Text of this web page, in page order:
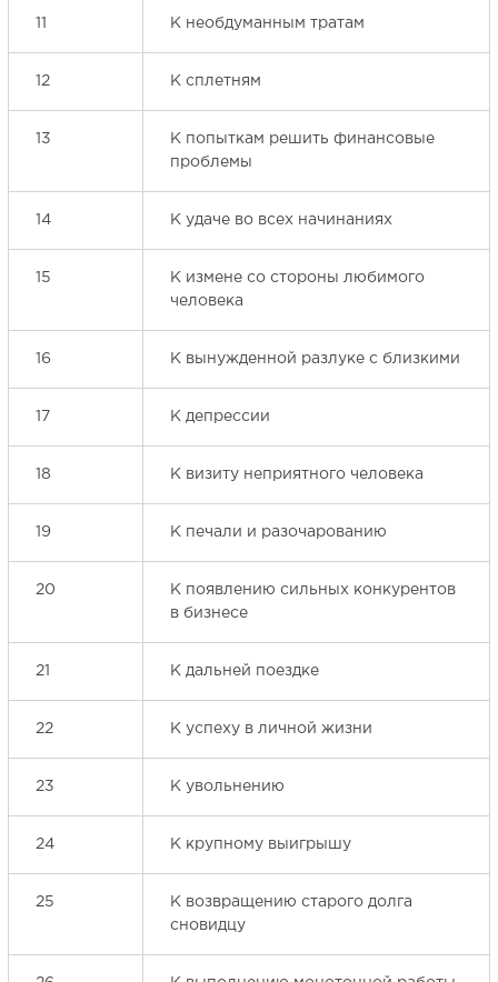
11 К необдуманным тратам
12 К сплетням
13
К попыткам решить финансовые
проблемы
14 К удаче во всех начинаниях
15
К измене со стороны любимого
человека
16 К вынужденной разлуке с близкими
17 К депрессии
18 К визиту неприятного человека
19 К печали и разочарованию
20
К появлению сильных конкурентов
в бизнесе
21 К дальней поездке
22 К успеху в личной жизни
23 К увольнению
24 К крупному выигрышу
25
К возвращению старого долга
сновидцу